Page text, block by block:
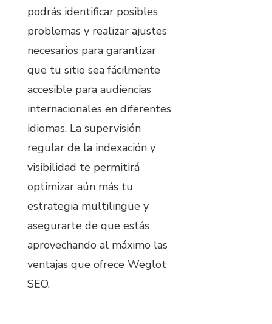
podrás identificar posibles
problemas y realizar ajustes
necesarios para garantizar
que tu sitio sea fácilmente
accesible para audiencias
internacionales en diferentes
idiomas. La supervisión
regular de la indexación y
visibilidad te permitirá
optimizar aún más tu
estrategia multilingüe y
asegurarte de que estás
aprovechando al máximo las
ventajas que ofrece Weglot
SEO.